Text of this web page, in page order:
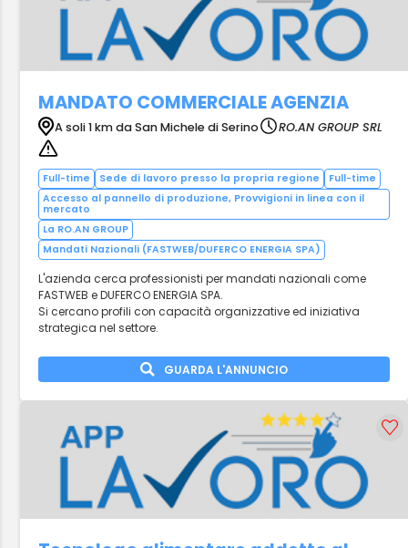
MANDATO COMMERCIALE AGENZIA
A soli 1 km da San Michele di Serino RO.AN GROUP SRL
Full-time Sede di lavoro presso la propria regione
Full-time
Accesso al pannello di produzione, Provvigioni in linea con il
mercato
La RO.AN GROUP
Mandati Nazionali (FASTWEB/DUFERCO ENERGIA SPA)
L'azienda cerca professionisti per mandati nazionali come
FASTWEB e DUFERCO ENERGIA SPA.
Si cercano profili con capacità organizzative ed iniziativa
strategica nel settore.
GUARDA L'ANNUNCIO